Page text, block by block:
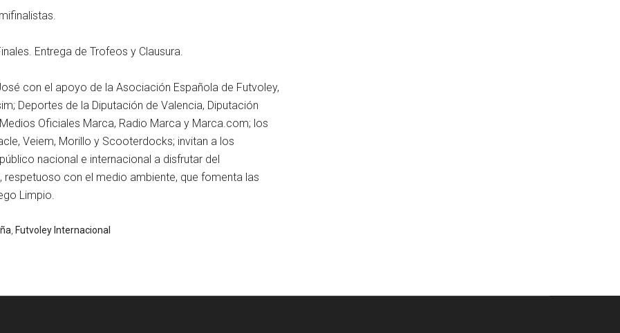
Entrega de Trofeos y Clausura.
con el apoyo de la Asociación Española de Futvoley,
Deportes de la Diputación de Valencia, Diputación
Oficiales Marca, Radio Marca y Marca.com; los
Veiem, Morillo y Scooterdocks; invitan a los
nacional e internacional a disfrutar del
con el medio ambiente, que fomenta las
Limpio.
Futvoley Internacional